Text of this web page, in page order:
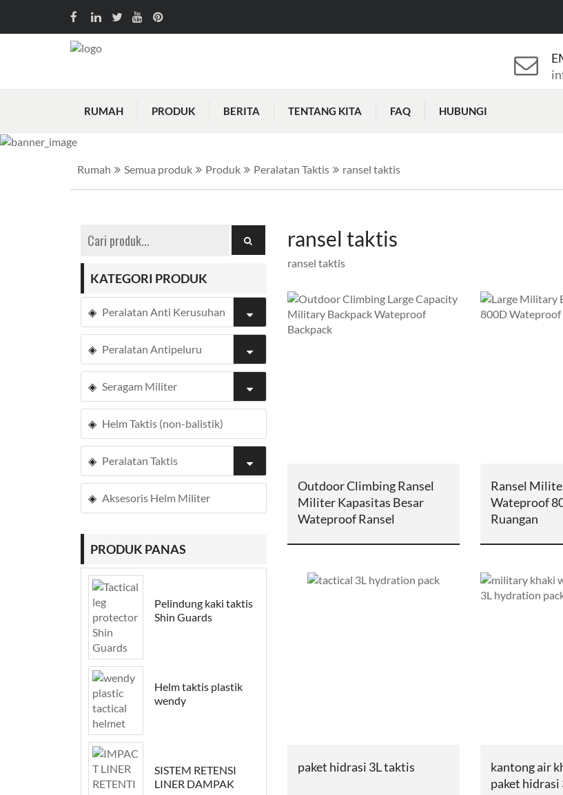
RUMAH PRODUK BERITA TENTANG KITA FAQ HUBUNGI
Rumah Semua produk Produk Peralatan Taktis ransel taktis
ransel taktis
ransel taktis
Outdoor Climbing Ransel
Militer Kapasitas Besar
Wateproof Ransel
Ransel
Wateproof
Ruangan
paket hidrasi 3L taktis
kantong air
paket hidrasi
KATEGORI PRODUK
Peralatan Anti Kerusuhan
Peralatan Antipeluru
Seragam Militer
Helm Taktis (non-balistik)
Peralatan Taktis
Aksesoris Helm Militer
PRODUK PANAS
Pelindung kaki taktis
Shin Guards
Helm taktis plastik
wendy
SISTEM RETENSI
LINER DAMPAK